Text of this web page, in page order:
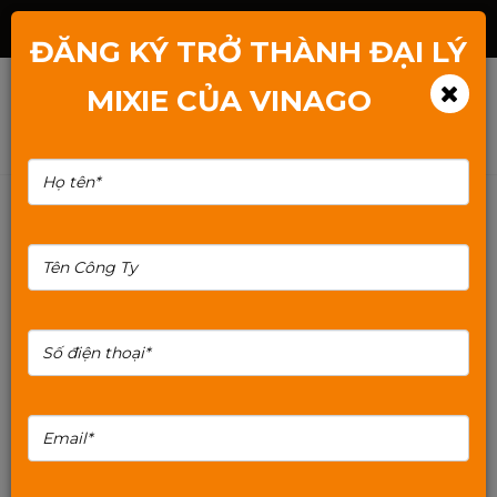
ĐĂNG KÝ TRỞ THÀNH ĐẠI LÝ
MIXIE CỦA VINAGO